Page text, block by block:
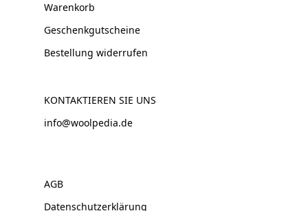
Warenkorb
Geschenkgutscheine
Bestellung widerrufen
KONTAKTIEREN SIE UNS
info@woolpedia.de
AGB
Datenschutzerklärung